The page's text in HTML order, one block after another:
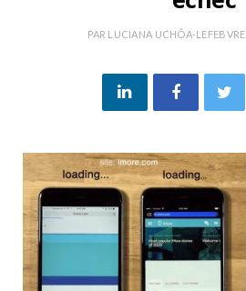
PAR LUCIANA UCHÔA-LEFEBVRE